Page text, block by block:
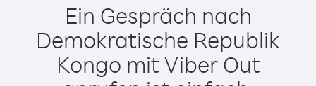
Ein Gespräch nach
Demokratische Republik
Kongo mit Viber Out